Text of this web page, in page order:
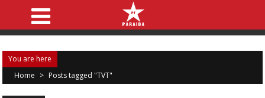
You are here
Home > Posts tagged "TVT"